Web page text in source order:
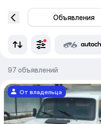
Объявления
97 объявлений
От владельца